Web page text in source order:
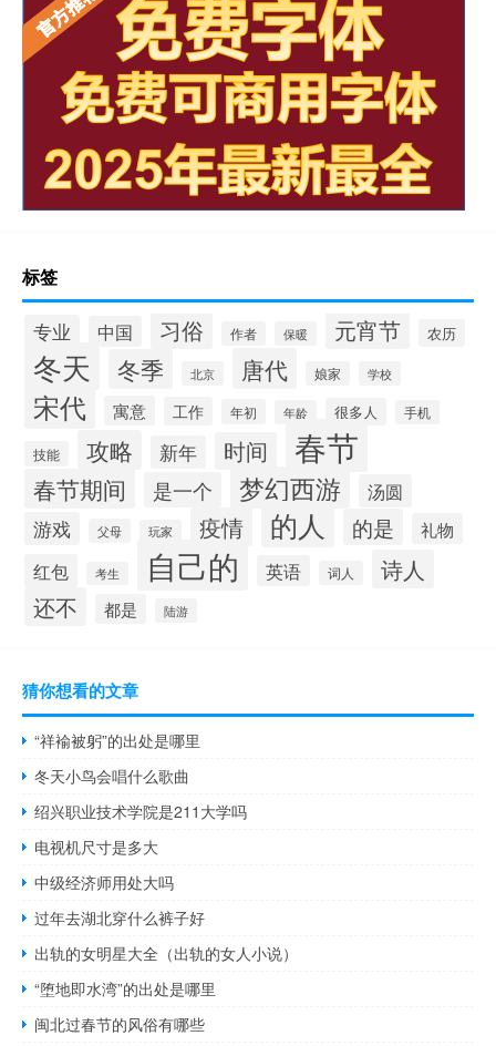
标签
专业 中国 习俗 作者 保暖 元宵节 农历
冬天 冬季 北京 唐代 娘家 学校
宋代 寓意 工作 年初 年龄 很多人 手机
技能 攻略 新年 时间 春节
春节期间 是一个 梦幻西游
汤圆
游戏
父母 玩家 疫情 的人 的是 礼物
红包 考生 自己的 英语 词人
诗人
还不
都是 陆游
猜你想看的文章
“祥褕被躬”的出处是哪里
冬天小鸟会唱什么歌曲
绍兴职业技术学院是211大学吗
电视机尺寸是多大
中级经济师用处大吗
过年去湖北穿什么裤子好
出轨的女明星大全（出轨的女人小说）
“堕地即水湾”的出处是哪里
闽北过春节的风俗有哪些